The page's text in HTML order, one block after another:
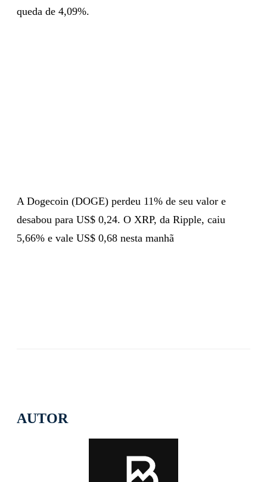
AUTOR
queda de 4,09%.
A Dogecoin (DOGE) perdeu 11% de seu valor e
desabou para US$ 0,24. O XRP, da Ripple, caiu
5,66% e vale US$ 0,68 nesta manhã